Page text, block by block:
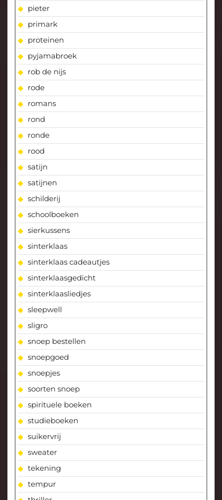
pieter
primark
proteinen
pyjamabroek
rob de nijs
rode
romans
rond
ronde
rood
satijn
satijnen
schilderij
schoolboeken
sierkussens
sinterklaas
sinterklaas cadeautjes
sinterklaasgedicht
sinterklaasliedjes
sleepwell
sligro
snoep bestellen
snoepgoed
snoepjes
soorten snoep
spirituele boeken
studieboeken
suikervrij
sweater
tekening
tempur